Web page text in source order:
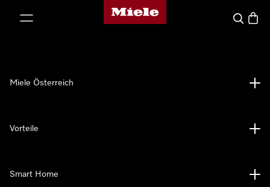
Miele-Homepage
Suche
Miele Österreich
Vorteile
Smart Home